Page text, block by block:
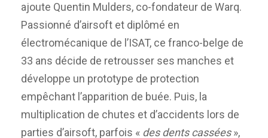
ajoute Quentin Mulders, co-fondateur de Warq.
Passionné d’airsoft et diplômé en
électromécanique de l’ISAT, ce franco-belge de
33 ans décide de retrousser ses manches et
développe un prototype de protection
empêchant l’apparition de buée. Puis, la
multiplication de chutes et d’accidents lors de
parties d’airsoft, parfois « des dents cassées»,